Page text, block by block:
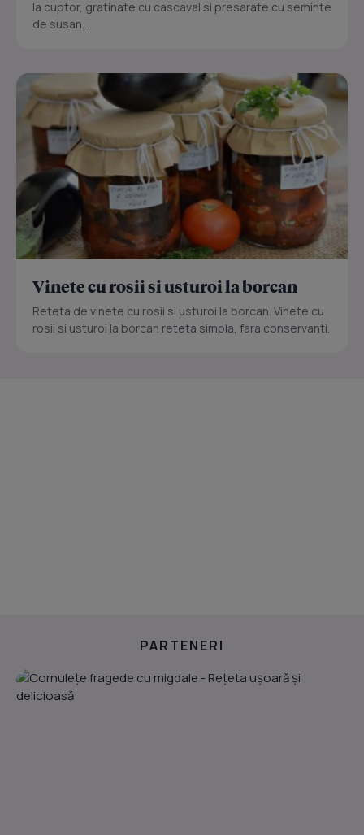
la cuptor, gratinate cu cascaval si presarate cu seminte
de susan....
Vinete cu rosii si usturoi la borcan
Reteta de vinete cu rosii si usturoi la borcan. Vinete cu
rosii si usturoi la borcan reteta simpla, fara conservanti.
PARTENERI